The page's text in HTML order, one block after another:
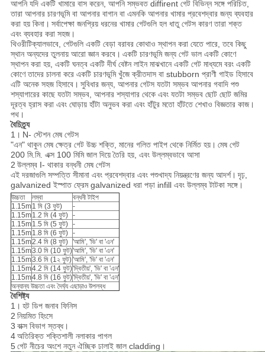
আপনি যদি একটি খামারে বাস করেন, আপনি সম্ভবত diffirent গেট বিভিন্ন সঙ্গে পরিচিত,
তারা আপনার চারণভূমি বা আপনার বাগান বা এমনকি আপনার খামার প্রবেশদ্বার জন্য ব্যবহার
করা হয় কিনা। সর্বাপেক্ষা জনপ্রিয় ধরনের খামার গেটগুলি হল ধাতু গেটস কারণ তারা শক্ত
এবং ব্যবহার করা সহজ।
থিওরীটিক্যালভাবে, গেটগুলি একটি বেড়া বরাবর কোথাও স্থাপন করা যেতে পারে, তবে কিছু
স্থান অন্যদের তুলনায় আরো জ্ঞান করবে। একটি চারণভূমি জন্য গেট ভাল একটি কোণে
স্থাপন করা হয়, একটি ঘনত্ব একটি দীর্ঘ বেষ্টন লাইন মাঝখানে একটি গেট মাধ্যমে বরং একটি
কোণে তাদের চালনা করে একটি চারণভূমি খুঁজে ক্রীতদাস বা stubborn প্রাণী গাইড হিসাবে
এটি অনেক সহজ হিসাবে। সুবিধার জন্য, আপনার গেটস যতটা সম্ভব আপনার গবাদি পশু
শস্যাগারের কাছে যতটা সম্ভব, আপনার শস্যাগার থেকে এবং যতটা সম্ভব ছোট ছোট জমির
দূরত্ব হ্রাস করা এবং ঘোড়ায় হাঁটা অনুভব করা এবং হাঁটুর মতো হাঁটতে শেখাও বিজ্ঞতার কাজ।
পথ।
বৈচিত্র্য
1। N- স্টেশন মেষ গেটস
"এন" থাকুন মেষ ক্ষেত্র গেট উচ্চ শক্তি, মানের গলিত পাইপ থেকে নির্মিত হয়। মেষ গেট
200 মি.মি. এক্স 100 মিমি জাল দিয়ে তৈরি হয়, এবং উল্লম্বভাবে আসা
2 উল্লম্ব I- থাকার বন্ধনী মেষ গেটস
এই দরজাগুলি সম্পত্তি সীমানা এবং প্রবেশদ্বার এবং পশুখাদ্য নিয়ন্ত্রণের জন্য আদর্শ। দৃঢ়,
galvanized ইস্পাত ফ্রেম galvanized ধরা পড়া infill এবং উল্লম্ব টাটকা সঙ্গে।
উচ্চতা লম্বা
বন্ধনী টাইপ
1.15m1 মি (3 ফুট)
-
1.15m1.2 মি (4 ফুট) -
1.15m1.5 মি (5 ফুট) -
1.15m1.8 মি (6 ফুট) -
1.15m2.4 মি (8 ফুট) 'আমি', 'ভি' বা 'এন'
1.15m3.0 মি (10 ফুট)'আমি', 'ভি' বা 'এন'
1.15m3.6 মি (1২ ফুট)'আমি', 'ভি' বা 'এন'
1.15m4.2 মি (14 ফুট)'দ্বিতীয়', 'ভি' বা 'এন'
1.15m4.8 মি (16 ফুট)'দ্বিতীয়', 'ভি' বা 'এন'
অন্যান্য উচ্চতা এবং দৈর্ঘ্য এছাড়াও উপলব্ধ
বৈশিষ্ট্য
1। হট ডিপ জনাব ফিনিস
2 নিয়মিত হিংসে
3 বাক্স বিভাগ স্তব্ধ।
4অতিরিক্ত শক্তিশালী নলাকার পাগল
5 গেট নীচের অংশে নতুন ঐচ্ছিক ঢালাই জাল cladding।